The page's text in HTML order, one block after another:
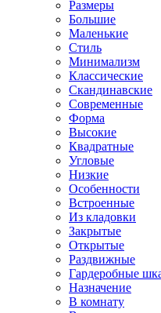
Размеры
Большие
Маленькие
Стиль
Минимализм
Классические
Скандинавские
Современные
Форма
Высокие
Квадратные
Угловые
Низкие
Особенности
Встроенные
Из кладовки
Закрытые
Открытые
Раздвижные
Гардеробные
Назначение
В комнату